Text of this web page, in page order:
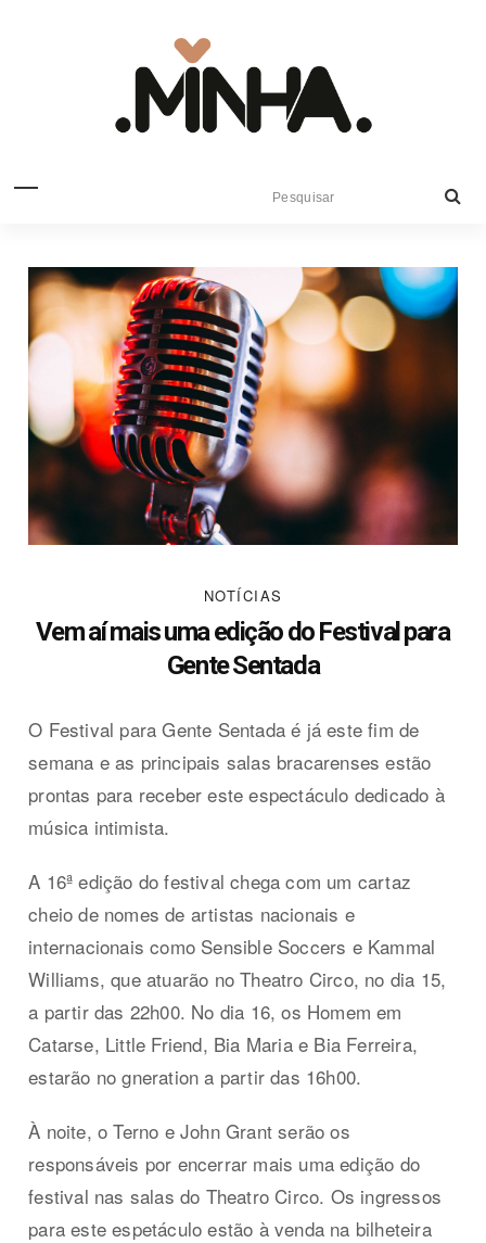
NOTÍCIAS
Vem aí mais uma edição do Festival para
Gente Sentada
O Festival para Gente Sentada é já este fim de
semana e as principais salas bracarenses estão
prontas para receber este espectáculo dedicado à
música intimista.
A 16ª edição do festival chega com um cartaz
cheio de nomes de artistas nacionais e
internacionais como Sensible Soccers e Kammal
Williams, que atuarão no Theatro Circo, no dia 15,
a partir das 22h00. No dia 16, os Homem em
Catarse, Little Friend, Bia Maria e Bia Ferreira,
estarão no gneration a partir das 16h00.
À noite, o Terno e John Grant serão os
responsáveis por encerrar mais uma edição do
festival nas salas do Theatro Circo. Os ingressos
para este espetáculo estão à venda na bilheteira